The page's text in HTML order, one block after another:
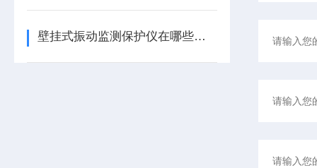
壁挂式振动监测保护仪在哪些领域有广泛应用？